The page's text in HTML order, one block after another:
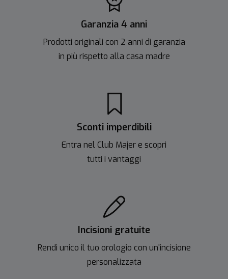
Garanzia 4 anni
Prodotti originali con 2 anni di garanzia
in più rispetto alla casa madre
Sconti imperdibili
Entra nel Club Majer e scopri
tutti i vantaggi
Incisioni gratuite
Rendi unico il tuo orologio con un'incisione
personalizzata